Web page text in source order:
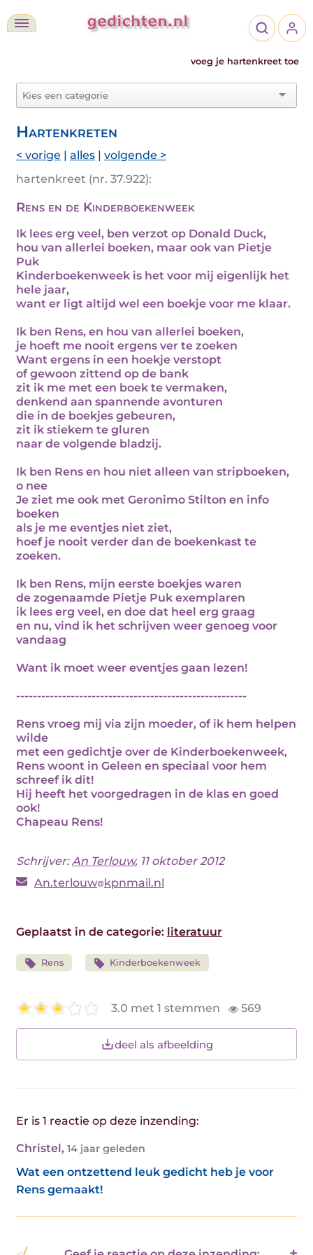
voeg je hartenkreet toe
Hartenkreten
< vorige | alles | volgende >
hartenkreet (nr. 37.922):
Rens en de Kinderboekenweek
Ik lees erg veel, ben verzot op Donald Duck,
hou van allerlei boeken, maar ook van Pietje
Puk
Kinderboekenweek is het voor mij eigenlijk het
hele jaar,
want er ligt altijd wel een boekje voor me klaar.
Ik ben Rens, en hou van allerlei boeken,
je hoeft me nooit ergens ver te zoeken
Want ergens in een hoekje verstopt
of gewoon zittend op de bank
zit ik me met een boek te vermaken,
denkend aan spannende avonturen
die in de boekjes gebeuren,
zit ik stiekem te gluren
naar de volgende bladzij.
Ik ben Rens en hou niet alleen van stripboeken,
o nee
Je ziet me ook met Geronimo Stilton en info
boeken
als je me eventjes niet ziet,
hoef je nooit verder dan de boekenkast te
zoeken.
Ik ben Rens, mijn eerste boekjes waren
de zogenaamde Pietje Puk exemplaren
ik lees erg veel, en doe dat heel erg graag
en nu, vind ik het schrijven weer genoeg voor
vandaag
Want ik moet weer eventjes gaan lezen!
-------------------------------------------------------
Rens vroeg mij via zijn moeder, of ik hem helpen
wilde
met een gedichtje over de Kinderboekenweek,
Rens woont in Geleen en speciaal voor hem
schreef ik dit!
Hij heeft het voorgedragen in de klas en goed
ook!
Chapeau Rens!
Schrijver:An Terlouw, 11 oktober 2012
An.terlouw kpnmail.nl
Geplaatst in de categorie: literatuur
Rens Kinderboekenweek
3.0 met 1 stemmen 569
deel als afbeelding
Er is 1 reactie op deze inzending:
Christel, 14 jaar geleden
Wat een ontzettend leuk gedicht heb je voor
Rens gemaakt!